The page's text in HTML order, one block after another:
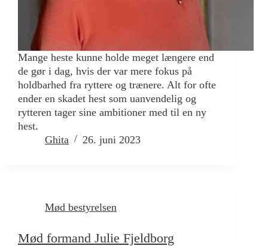
Mange heste kunne holde meget længere end
de gør i dag, hvis der var mere fokus på
holdbarhed fra ryttere og trænere. Alt for ofte
ender en skadet hest som uanvendelig og
rytteren tager sine ambitioner med til en ny
hest.
Ghita
26. juni 2023
Mød bestyrelsen
Mød formand Julie Fjeldborg